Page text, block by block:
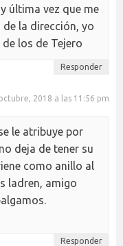
última vez que me
la dirección, yo
los de Tejero
Responder
2018 a las 11:56 pm
le atribuye por
deja de tener su
como anillo al
ladren, amigo
Responder